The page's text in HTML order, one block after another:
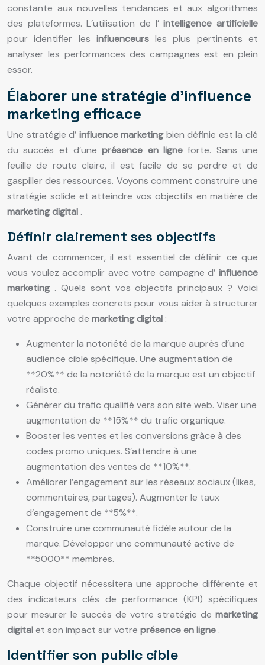
constante aux nouvelles tendances et aux algorithmes
des plateformes. L’utilisation de l’intelligence artificielle
pour identifier les influenceursles plus pertinents et
analyser les performances des campagnes est en plein
essor.
Élaborer une stratégie d’influence
marketing efficace
Une stratégie d’ influence marketingbien définie est la clé
du succès et d’uneprésence en ligneforte. Sans une
feuille de route claire, il est facile de se perdre et de
gaspiller des ressources. Voyons comment construire une
stratégie solide et atteindre vos objectifs en matière de
marketing digital .
Définir clairement ses objectifs
Avant de commencer, il est essentiel de définir ce que
vous voulez accomplir avec votre campagne d’ influence
marketing . Quels sont vos objectifs principaux ? Voici
quelques exemples concrets pour vous aider à structurer
votre approche de marketing digital :
Augmenter la notoriété de la marque auprès d’une
audience cible spécifique. Une augmentation de
**20%** de la notoriété de la marque est un objectif
réaliste.
Générer du trafic qualifié vers son site web. Viser une
augmentation de **15%** du trafic organique.
Booster les ventes et les conversions grâce à des
codes promo uniques. S’attendre à une
augmentation des ventes de **10%**.
Améliorer l’engagement sur les réseaux sociaux (likes,
commentaires, partages). Augmenter le taux
d’engagement de **5%**.
Construire une communauté fidèle autour de la
marque. Développer une communauté active de
**5000** membres.
Chaque objectif nécessitera une approche différente et
des indicateurs clés de performance (KPI) spécifiques
pour mesurer le succès de votre stratégie de marketing
digitalet son impact sur votre présence en ligne .
Identifier son public cible